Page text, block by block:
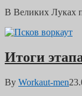
В Великих Луках
Итоги
By Workaut-men